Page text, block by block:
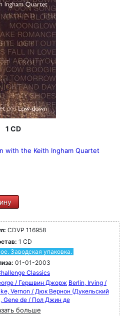
1 CD
with the Keith Ingham Quartet
CDVP 116958
1 CD
Заводская упаковка.
01-01-2003
Classics
/ Гершвин Джорж Berlin, Irving /
Vernon / Дюк Вернон (Дукельский
Gene de / Пол Джин де
больше